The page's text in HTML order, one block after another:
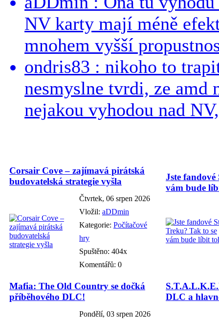
NV karty mají méně
mnohem vyšší
ondris83 : nikoho to
nesmyslne tvrdi, ze
nejakou vyhodou nad
Corsair Cove – zajímavá pirátská
budovatelská strategie vyšla
Čtvrtek, 06 srpen 2026
Vložil: aDDmin
Kategorie: Počítačové
hry
Spuštěno: 404x
Komentářů: 0
Jste
vám bude
Mafia: The Old Country se dočká
příběhového DLC!
Pondělí, 03 srpen 2026
DLC a